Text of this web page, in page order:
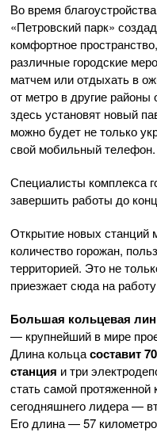
Во время
«Петровский парк»
комфортное
различные городские
матчем или отдыхать в
от метро в другие районы
здесь установят новый
можно будет не только
свой мобильный телефон.
Специалисты комплекса
завершить работы до
Открытие новых станций
количество горожан,
территорией. Это не
приезжает сюда на
Большая кольцевая
— крупнейший в мире
Длина кольцасоставит
станция и три
стать самой протяженной
сегодняшнего лидера —
Его длина — 57